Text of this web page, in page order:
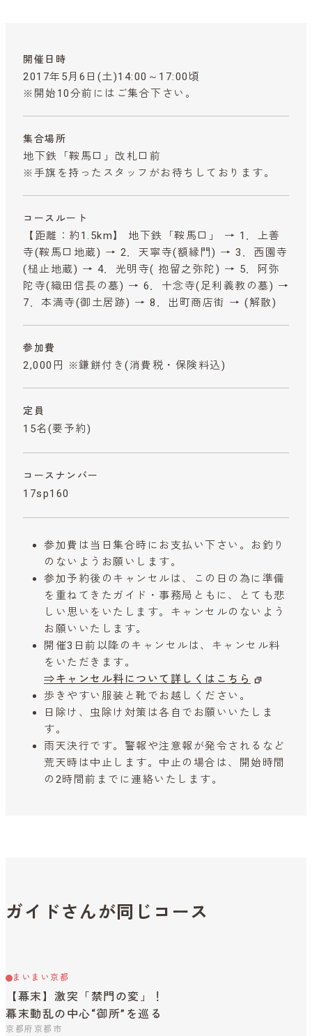
開催日時
2017年5月6日(土)14:00～17:00頃
※開始10分前にはご集合下さい。
集合場所
地下鉄「鞍馬口」改札口前
※手旗を持ったスタッフがお待ちしております。
コースルート
【距離：約1.5km】 地下鉄「鞍馬口」 → 1．上善
寺(鞍馬口地蔵) → 2．天寧寺(額縁門) → 3．西園寺
(槌止地蔵) → 4．光明寺( 抱留之弥陀) → 5．阿弥
陀寺(織田信長の墓) → 6．十念寺(足利義教の墓) →
7．本満寺(御土居跡) → 8．出町商店街 → (解散)
参加費
2,000円 ※鎌餅付き (消費税・保険料込)
定員
15名(要予約)
コースナンバー
17sp160
参加費は当日集合時にお支払い下さい。お釣り
のないようお願いします。
参加予約後のキャンセルは、この日の為に準備
を重ねてきたガイド・事務局ともに、とても悲
しい思いをいたします。キャンセルのないよう
お願いいたします。
開催3日前以降のキャンセルは、キャンセル料
をいただきます。
⇒キャンセル料について詳しくはこちら
歩きやすい服装と靴でお越しください。
日除け、虫除け対策は各自でお願いいたしま
す。
雨天決行です。警報や注意報が発令されるなど
荒天時は中止します。中止の場合は、開始時間
の2時間前までに連絡いたします。
ガイドさんが同じコース
まいまい京都
【幕末】激突「禁門の変」！
幕末動乱の中心“御所”を巡る
京都府京都市